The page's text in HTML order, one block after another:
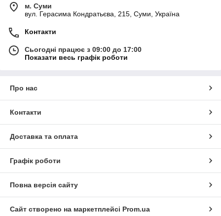
м. Суми
вул. Герасима Кондратьєва, 215, Суми, Україна
Контакти
Сьогодні працює з 09:00 до 17:00
Показати весь графік роботи
Про нас
Контакти
Доставка та оплата
Графік роботи
Повна версія сайту
Сайт створено на маркетплейсі Prom.ua